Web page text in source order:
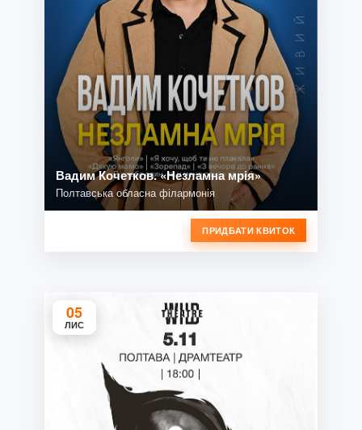
Вадим Кочетков. «Незламна мрія»
Полтавська обласна філармонія
ПРИДБАТИ КВИТОК
05
ЛИС